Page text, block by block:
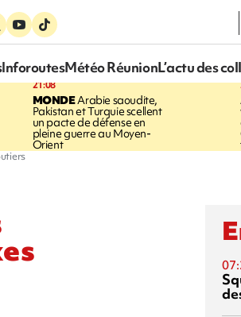
InforoutesMétéo RéunionL’actu des
21:08
MONDEArabie saoudite,
Pakistan et Turquie scellent
un pacte de défense en
pleine guerre au Moyen-
Orient